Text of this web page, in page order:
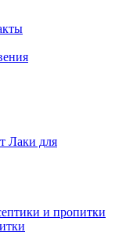
Лаки для
и пропитки